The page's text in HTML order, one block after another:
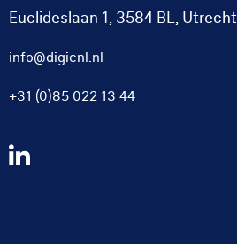
Euclideslaan 1, 3584 BL, Utrecht
info@digicnl.nl
+31 (0)85 022 13 44
Volg